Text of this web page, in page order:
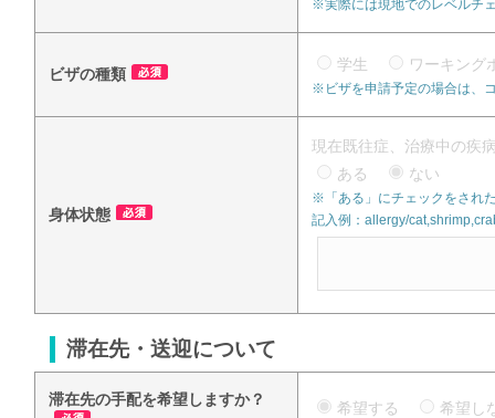
※実際には現地でのレベルチ
ビザの種類
学生 ワーキン
※ビザを申請予定の場合は、
身体状態
現在既往症、治療中の疾
ある
ない
※「ある」にチェックをされ
記入例：allergy/
滞在先・送迎について
滞在先の手配を希望しますか？ 希望する 希望